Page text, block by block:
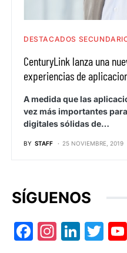
DESTACADOS
CenturyLink lanza una
experiencias de
A medida que las
vez más importantes
digitales sólidas de…
BY STAFF 25 NOVIEMBRE, 2019
SÍGUENOS
Facebook
Instagram